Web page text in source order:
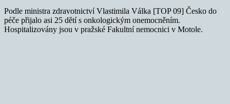
Podle ministra zdravotnictví Vlastimila Válka [TOP 09] Česko do
péče přijalo asi 25 dětí s onkologickým onemocněním.
Hospitalizovány jsou v pražské Fakultní nemocnici v Motole.